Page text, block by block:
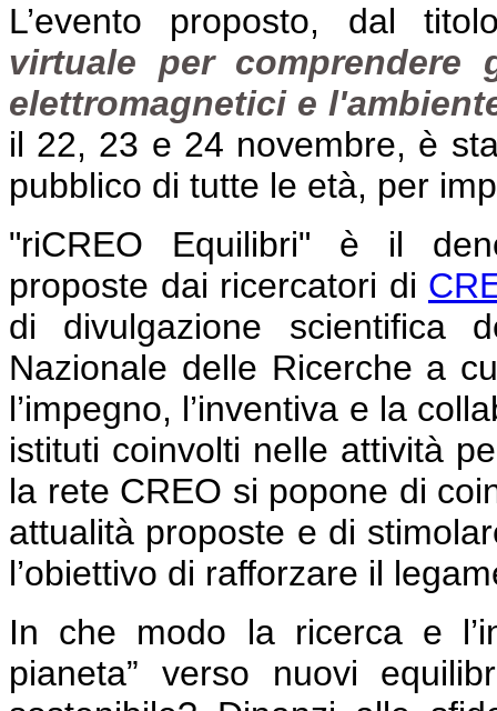
L’evento proposto, dal
virtuale per
elettromagnetici e
il 22, 23 e 24 novembre, è
pubblico di tutte le età, per
"riCREO Equilibri" è il
proposte dai ricercatori di
di divulgazione scientifica
Nazionale delle Ricerche a
l’impegno, l’inventiva e la
istituti coinvolti nelle attività
la rete CREO si popone di
attualità proposte e di
l’obiettivo di rafforzare il
In che modo la ricerca e
pianeta” verso nuovi